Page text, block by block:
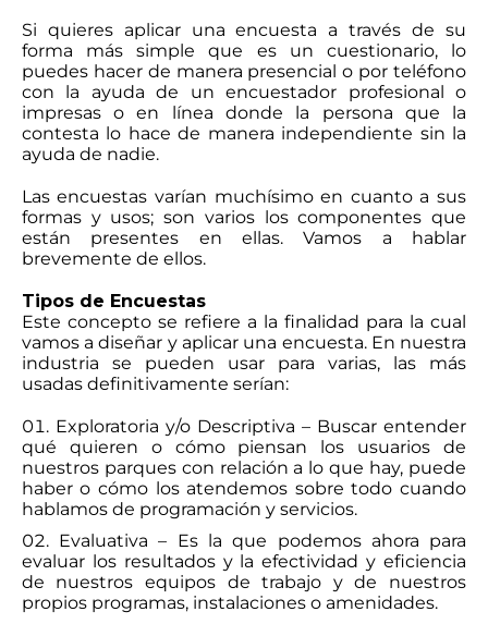
Si quieres aplicar una encuesta a través de su
forma más simple que es un cuestionario, lo
puedes hacer de manera presencial o por teléfono
con la ayuda de un encuestador profesional o
impresas o en línea donde la persona que la
contesta lo hace de manera independiente sin la
ayuda de nadie.
Las encuestas varían muchísimo en cuanto a sus
formas y usos; son varios los componentes que
están presentes en ellas. Vamos a hablar
brevemente de ellos.
Tipos de Encuestas
Este concepto se refiere a la finalidad para la cual
vamos a diseñar y aplicar una encuesta. En nuestra
industria se pueden usar para varias, las más
usadas definitivamente serían:
Exploratoria y/o Descriptiva – Buscar entender
qué quieren o cómo piensan los usuarios de
nuestros parques con relación a lo que hay, puede
haber o cómo los atendemos sobre todo cuando
hablamos de programación y servicios.
Evaluativa – Es la que podemos ahora para
evaluar los resultados y la efectividad y eficiencia
de nuestros equipos de trabajo y de nuestros
propios programas, instalaciones o amenidades.